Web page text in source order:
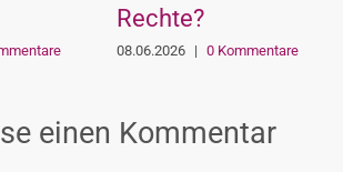
Rechte?
08.06.2026 | 0 Kommentare
einen Kommentar